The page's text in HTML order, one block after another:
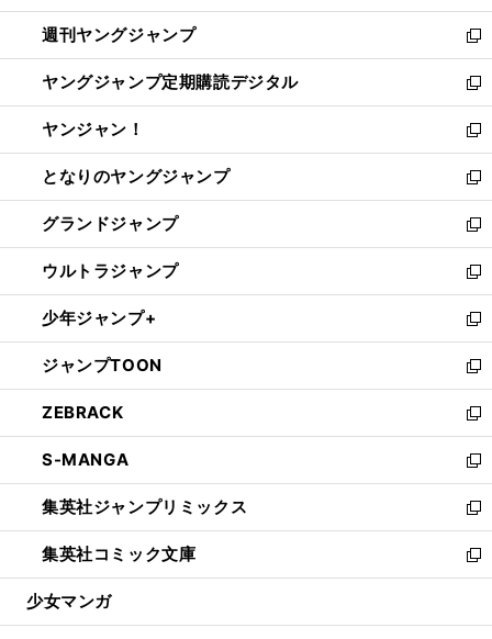
開
く
ウ
で
開
く
ン
ド
ウ
で
開
く
ウ
ィ
ン
ド
ウ
で
開
く
週刊ヤングジャンプ
新
し
い
ウ
ィ
ン
ド
ウ
で
開
く
ヤングジャンプ定期購読デジタル
新
し
い
ウ
ィ
ン
ド
ウ
で
開
く
ヤンジャン！
新
し
い
ウ
ィ
ン
ド
ウ
で
開
く
となりのヤングジャンプ
新
し
い
ウ
ィ
ン
ド
ウ
で
開
く
グランドジャンプ
新
し
い
ウ
ィ
ン
ド
ウ
で
開
く
ウルトラジャンプ
新
し
い
ウ
ィ
ン
ド
ウ
で
開
く
少年ジャンプ+
新
し
い
ウ
ィ
ン
ド
ウ
で
開
く
ジャンプTOON
新
し
い
ウ
ィ
ン
ド
ウ
で
開
ZEBRACK
新
し
い
ウ
ィ
ン
ド
ウ
開
S-MANGA
新
し
い
ウ
ィ
ン
ウ
集英社ジャンプリミックス
新
し
い
ウ
ン
集英社コミック文庫
新
し
ウ
少女マンガ